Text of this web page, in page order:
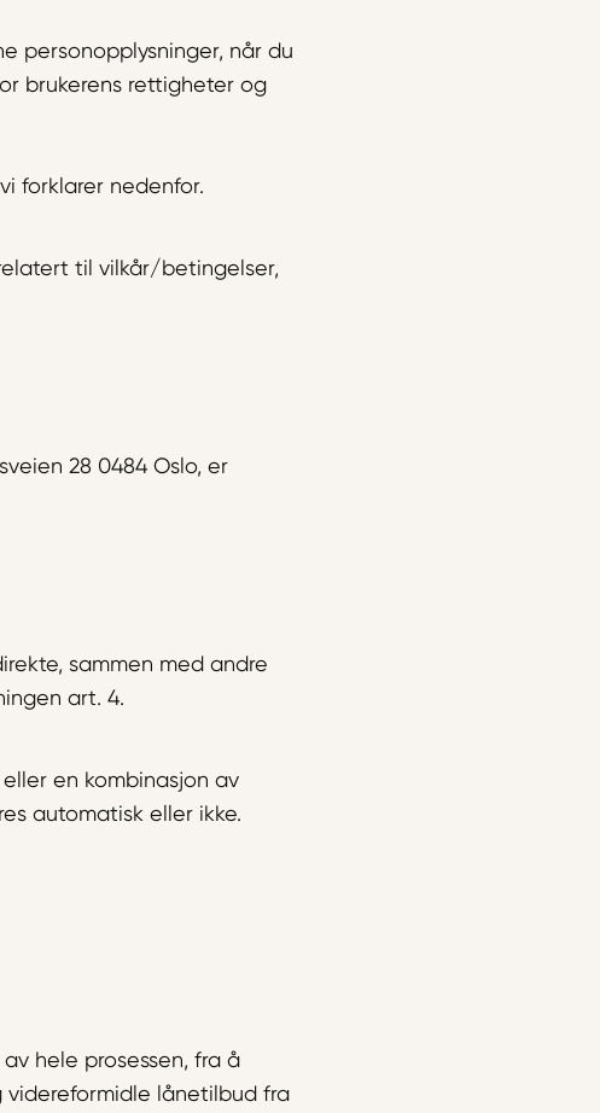
personopplysninger, når du
brukerens rettigheter og
forklarer nedenfor.
til vilkår/betingelser,
28 0484 Oslo, er
sammen med andre
art. 4.
en kombinasjon av
automatisk eller ikke.
hele prosessen, fra å
videreformidle lånetilbud fra